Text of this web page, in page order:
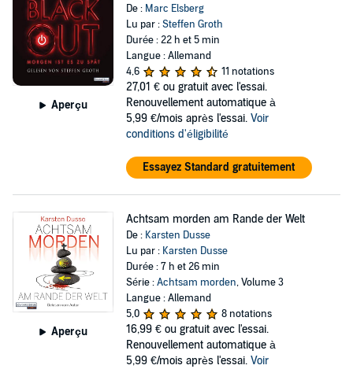
Aperçu
De : Marc Elsberg
Lu par :Steffen Groth
Durée : 22 h et 5 min
Langue : Allemand
4,6
11 notations
27,01 € ou gratuit avec l'essai.
Renouvellement automatique à
5,99 €/mois après l'essai. Voir
conditions d'éligibilité
Essayez Standard gratuitement
Aperçu
Achtsam morden am Rande der Welt
De : Karsten Dusse
Lu par : Karsten Dusse
Durée : 7 h et 26 min
Série :Achtsam morden, Volume 3
Langue : Allemand
5,0
8 notations
16,99 € ou gratuit avec l'essai.
Renouvellement automatique à
5,99 €/mois après l'essai. Voir